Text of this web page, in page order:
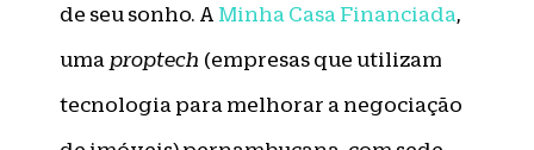
de seu sonho. A Minha Casa Financiada,
uma proptech (empresas que utilizam
tecnologia para melhorar a negociação